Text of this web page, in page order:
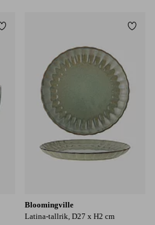
Lägg till i favoriter
Bloomingville
Latina-tallrik, D27 x H2 cm